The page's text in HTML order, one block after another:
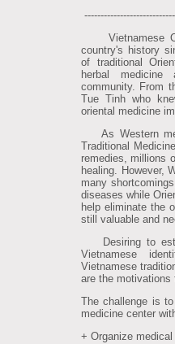
Vietnamese
country's history
of traditional
herbal
community. From
Tue Tinh who
oriental medicine
As Western
Traditional
remedies, millions
healing. However,
many
diseases while
help eliminate the
still valuable and
Desiring to
Vietnamese
Vietnamese
are the
The challenge is
medicine center
+ Organize